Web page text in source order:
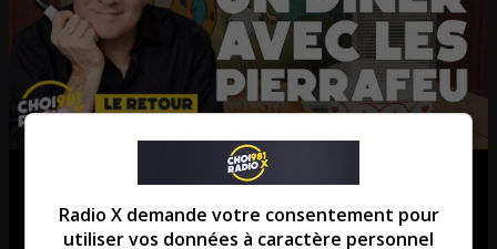
Tristan Demers: Le Québec se
souvient des Pierrafeu!
Radio X demande votre consentement pour
utiliser vos données à caractère personnel